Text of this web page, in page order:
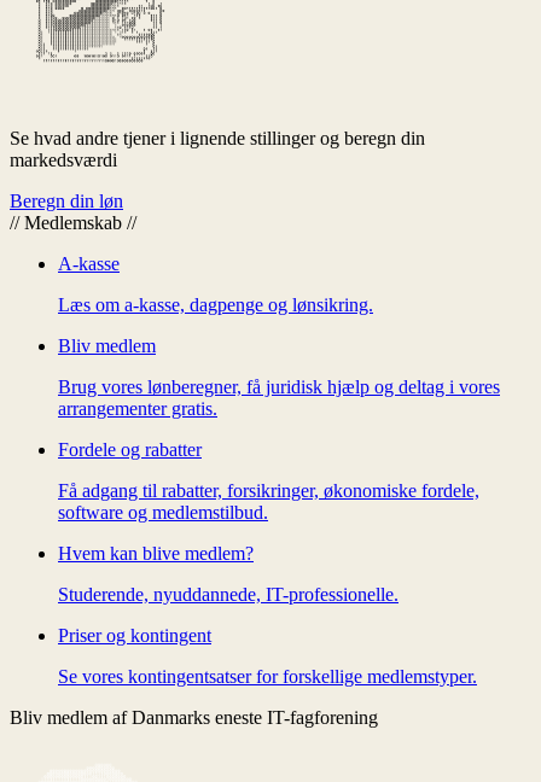
Se hvad andre tjener i lignende stillinger og beregn din
markedsværdi
Beregn din løn
// Medlemskab //
A-kasse
Læs om a-kasse, dagpenge og lønsikring.
Bliv medlem
Brug vores lønberegner, få juridisk hjælp og deltag i vores
arrangementer gratis.
Fordele og rabatter
Få adgang til rabatter, forsikringer, økonomiske fordele,
software og medlemstilbud.
Hvem kan blive medlem?
Studerende, nyuddannede, IT-professionelle.
Priser og kontingent
Se vores kontingentsatser for forskellige medlemstyper.
Bliv medlem af Danmarks eneste IT-fagforening